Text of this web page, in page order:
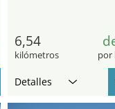
6,54
kilómetros por
Detalles